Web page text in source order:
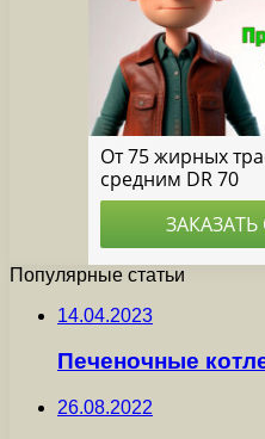
Популярные статьи
14.04.2023
Печеночные
26.08.2022